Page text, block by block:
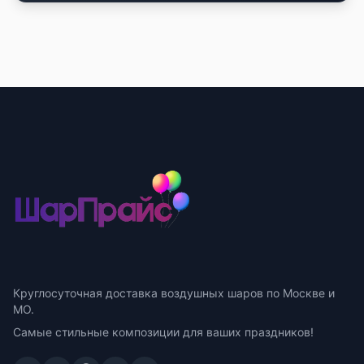
Круглосуточная доставка воздушных шаров по Москве и
МО.
Самые стильные композиции для ваших праздников!